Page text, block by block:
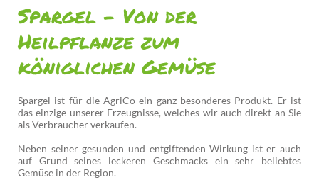
Spargel - Von der
Heilpflanze zum
königlichen Gemüse
Spargel ist für die AgriCo ein ganz besonderes Produkt. Er ist
das einzige unserer Erzeugnisse, welches wir auch direkt an Sie
als Verbraucher verkaufen.
Neben seiner gesunden und entgiftenden Wirkung ist er auch
auf Grund seines leckeren Geschmacks ein sehr beliebtes
Gemüse in der Region.